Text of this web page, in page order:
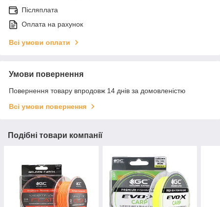
Післяплата
Оплата на рахунок
Всі умови оплати
Умови повернення
Повернення товару впродовж 14 днів за домовленістю
Всі умови повернення
Подібні товари компанії